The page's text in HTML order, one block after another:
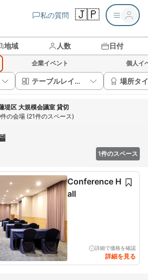
私の質問 🇯🇵
地域 人数 日付
企業イベント 個人イ
テーブルレイアウト 場所タ
堤区 大規模会議室 貸切
の会場 (21件のスペース)
1件のスペース
Conference H
all
詳細で価格を確認
詳細を見る